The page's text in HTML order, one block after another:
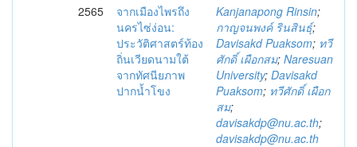
2565
จากเมืองไพรถึง
นครไซ่ง่อน:
ประวัติศาสตร์ท้อง
ถิ่นเวียดนามใต้
จากทัศนียภาพ
ปากน้ำโขง
Kanjanapong Rinsin;
กาญจนพงค์ รินสินธุ์;
Davisakd Puaksom; ทวี
ศักดิ์ เผือกสม; Naresuan
University; Davisakd
Puaksom; ทวีศักดิ์ เผือก
สม;
davisakdp@nu.ac.th;
davisakdp@nu.ac.th